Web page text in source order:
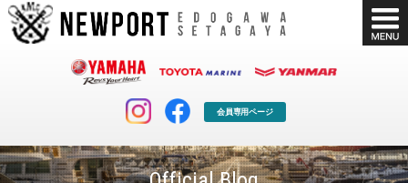
会員専用ページ